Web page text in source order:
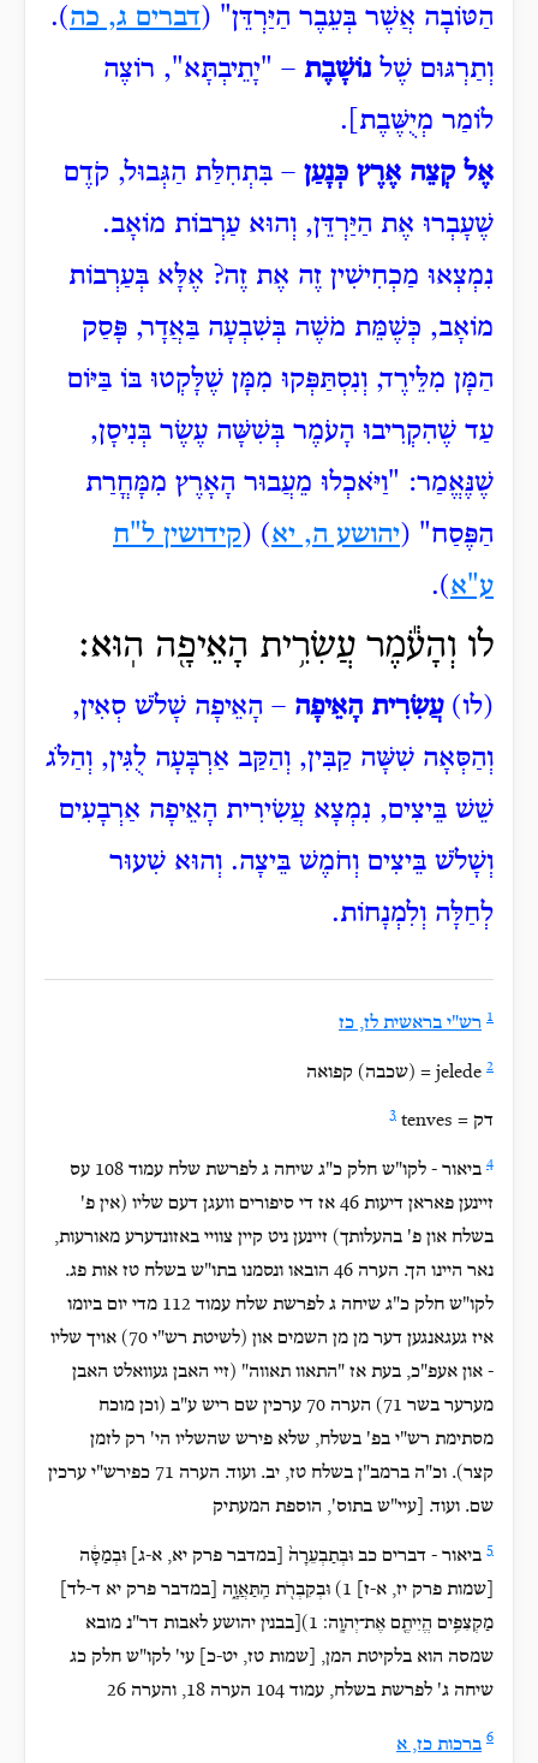
הַטּוֹבָה אֲשֶׁר בְּעֵבֶר הַיַּרְדֵּן" (דברים ג, כה).
וְתַרְגּוּם שֶׁל נוֹשָׁבֶת – "יָתֵיבְתָּא", רוֹצֶה
לוֹמַר מְיֻשֶּׁבֶת].
אֶל קְצֵה אֶרֶץ כְּנָעַן – בִּתְחִלַּת הַגְּבוּל, קֹדֶם
שֶׁעָבְרוּ אֶת הַיַּרְדֵּן, וְהוּא עַרְבוֹת מוֹאָב.
נִמְצְאוּ מַכְחִישִׁין זֶה אֶת זֶה? אֶלָּא בְּעַרְבוֹת
מוֹאָב, כְּשֶׁמֵּת מֹשֶׁה בְּשִׁבְעָה בַּאֲדָר, פָּסַק
הַמָּן מִלֵּירֶד, וְנִסְתַּפְּקוּ מִמָּן שֶׁלָּקְטוּ בּוֹ בַּיּוֹם
עַד שֶׁהִקְרִיבוּ הָעֹמֶר בְּשִׁשָּׁה עֶשֶׂר בְּנִיסָן,
שֶׁנֶּאֱמַר: "וַיֹּאכְלוּ מֵעֲבוּר הָאָרֶץ מִמָּחֳרַת
הַפֶּסַח" (יהושע ה, יא) (קידושין ל"ח
ע"א).
לו וְהָעֹ֕מֶר עֲשִׂרִ֥ית הָאֵיפָ֖ה הֽוּא׃
(לו)עֲשִׂרִית הָאֵיפָה – הָאֵיפָה שָׁלֹשׁ סְאִין,
וְהַסְּאָה שִׁשָּׁה קַבִּין, וְהַקַּב אַרְבָּעָה לֻגִּין, וְהַלֹּג
שֵׁשׁ בֵּיצִים, נִמְצָא עֲשִׂירִית הָאֵיפָה אַרְבָעִים
וְשָׁלֹשׁ בֵּיצִים וְחֹמֶשׁ בֵּיצָה. וְהוּא שִׁעוּר
לְחַלָּה וְלִמְנָחוֹת.
1 רש"י בראשית לז, כז
2 jelede = (שכבה) קפואה
3 tenves = דק‏
4
ביאור - לקו"ש חלק כ"ג שיחה ג לפרשת שלח עמוד 108 עס
זיינען פאראן דיעות 46 אז די סיפורים וועגן דעם שליו (אין פ'
בשלח און פ' בהעלותך) זיינען ניט קיין צוויי באזונדערע מאורעות,
נאר היינו הך. הערה 46 הובאו ונסמנו בתו"ש בשלח טז אות פג.
לקו"ש חלק כ"ג שיחה ג לפרשת שלח עמוד 112 מדי יום ביומו
איז געגאנגען דער מן מן השמים און (לשיטת רש"י 70) אויך שליו
- און אעפ"כ, בעת אז "התאוו תאווה" (זיי האבן געוואלט האבן
מערער בשר 71) הערה 70 ערכין שם ריש ע"ב (וכן מוכח
מסתימת רש"י בפ' בשלח, שלא פירש שהשליו הי' רק לזמן
קצר). וכ"ה ברמב"ן בשלח טז, יב. ועוד. הערה 71 כפירש"י ערכין
שם. ועוד. [עיי"ש בתוס', הוספת המעתיק
5 ביאור - דברים כב וּבְתַבְעֵרָה֙ [במדבר פרק יא, א-ג] וּבְמַסָּ֔ה
[שמות פרק יז, א-ז] 1) וּבְקִבְרֹ֖ת הַֽתַּאֲוָ֑ה [במדבר פרק יא ד-לד]
מַקְצִפִ֥ים הֱיִיתֶ֖ם אֶת־יְהוָֽה׃ 1)[בבנין יהושע לאבות דר"נ מובא
שמסה הוא בלקיטת המן, [שמות טז, יט-כ] עי' לקו"ש חלק כג
שיחה ג' לפרשת בשלח, עמוד 104 הערה 18, והערה 26
6 ברכות כז, א